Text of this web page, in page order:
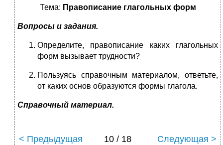
Тема: Правописание глагольных форм
Вопросы и задания.
Определите, правописание каких глагольных
форм вызывает трудности?
Пользуясь справочным материалом, ответьте,
от каких основ образуются формы глагола.
Справочный материал.
< Предыдущая 10 / 18 Следующая >